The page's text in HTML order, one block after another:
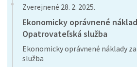
Zverejnené 28. 2. 2025.
Ekonomicky oprávnené
Opatrovateľská služba
Ekonomicky oprávnené náklady
služba